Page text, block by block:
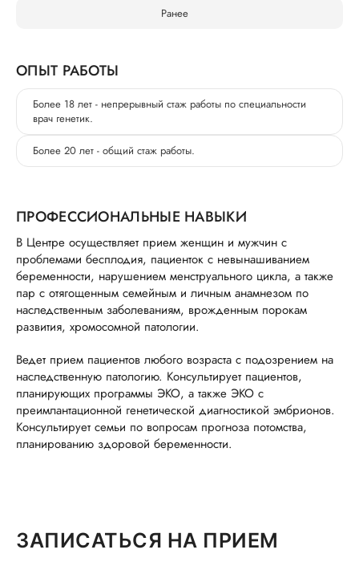
Ранее
ОПЫТ РАБОТЫ
Более 18 лет - непрерывный стаж работы по специальности
врач генетик.
Более 20 лет - общий стаж работы.
ПРОФЕССИОНАЛЬНЫЕ НАВЫКИ
В Центре осуществляет прием женщин и мужчин с
проблемами бесплодия, пациенток с невынашиванием
беременности, нарушением менструального цикла, а также
пар с отягощенным семейным и личным анамнезом по
наследственным заболеваниям, врожденным порокам
развития, хромосомной патологии.
Ведет прием пациентов любого возраста с подозрением на
наследственную патологию. Консультирует пациентов,
планирующих программы ЭКО, а также ЭКО с
преимлантационной генетической диагностикой эмбрионов.
Консультирует семьи по вопросам прогноза потомства,
планированию здоровой беременности.
ЗАПИСАТЬСЯ НА ПРИЕМ